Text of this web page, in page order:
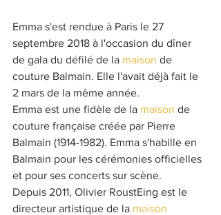
Emma s'est rendue à Paris le 27
septembre 2018 à l'occasion du dîner
de gala du défilé de la maison de
couture Balmain. Elle l'avait déjà fait le
2 mars de la même année.
Emma est une fidèle de la maison de
couture française créée par Pierre
Balmain (1914-1982). Emma s'habille en
Balmain pour les cérémonies officielles
et pour ses concerts sur scène.
Depuis 2011, Olivier RoustEing est le
directeur artistique de la maison